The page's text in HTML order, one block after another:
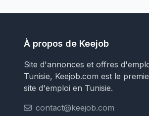
À propos de Keejob
Site d'annonces et offres
Tunisie, Keejob.com est le
site d'emploi en Tunisie.
contact@keejob.com